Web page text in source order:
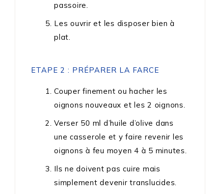
passoire.
Les ouvrir et les disposer bien à
plat.
ETAPE 2 : PRÉPARER LA FARCE
Couper finement ou hacher les
oignons nouveaux et les 2 oignons.
Verser 50 ml d’huile d’olive dans
une casserole et y faire revenir les
oignons à feu moyen 4 à 5 minutes.
Ils ne doivent pas cuire mais
simplement devenir translucides.